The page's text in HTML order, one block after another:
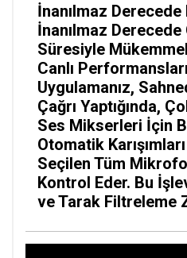
İnanılmaz
İnanılmaz
Süresiyle
Canlı
Uygulamanız,
Çağrı Yaptığında,
Ses Mikserleri İçin
Otomatik
Seçilen Tüm
Kontrol Eder. Bu
ve Tarak Filtreleme